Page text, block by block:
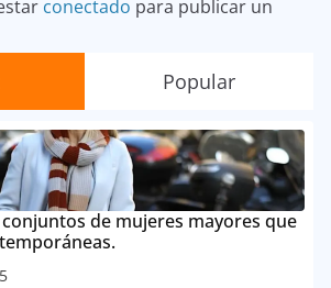
conectado para publicar un
Popular
de mujeres mayores que